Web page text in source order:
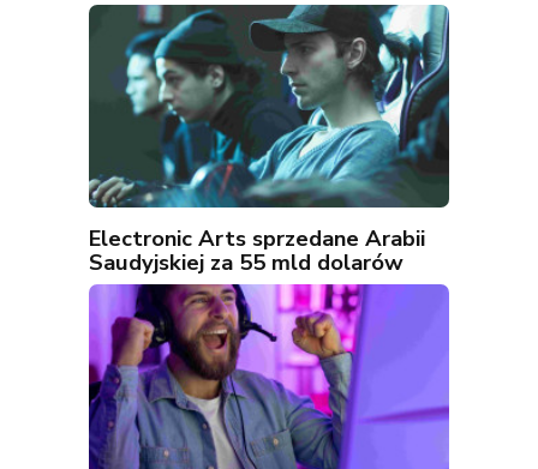
Electronic Arts sprzedane Arabii
Saudyjskiej za 55 mld dolarów